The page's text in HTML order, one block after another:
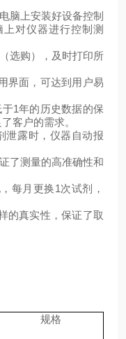
脑上安装好设备控制
对仪器进行控制测
选购），及时打印所
界面，可达到用户易
1年的历史数据的保
客户的需求。
泄露时，仪器自动报
了测量的高准确性和
每月更换1次试剂，
的真实性，保证了取
规格